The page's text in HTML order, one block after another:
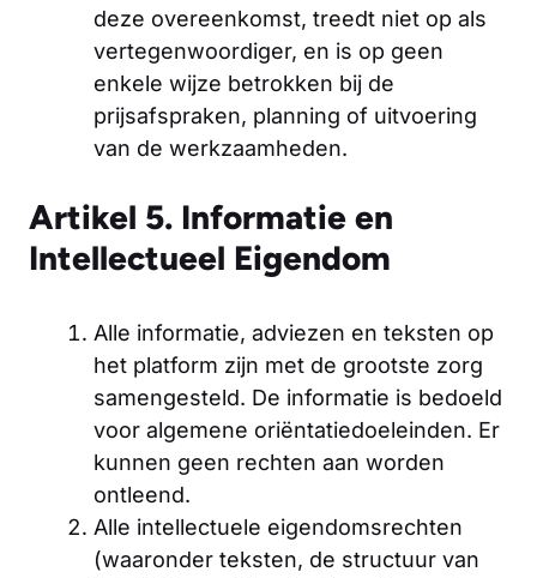
deze overeenkomst, treedt niet op als
vertegenwoordiger, en is op geen
enkele wijze betrokken bij de
prijsafspraken, planning of uitvoering
van de werkzaamheden.
Artikel 5. Informatie en
Intellectueel Eigendom
Alle informatie, adviezen en teksten op
het platform zijn met de grootste zorg
samengesteld. De informatie is bedoeld
voor algemene oriëntatiedoeleinden. Er
kunnen geen rechten aan worden
ontleend.
Alle intellectuele eigendomsrechten
(waaronder teksten, de structuur van